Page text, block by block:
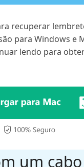
recuperar
para Windows e
lendo para
um cabo